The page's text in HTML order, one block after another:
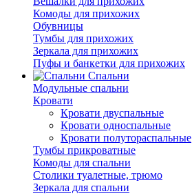
Комоды для прихожих
Обувницы
Тумбы для прихожих
Зеркала для прихожих
Пуфы и банкетки для прихожих
Спальни
Модульные спальни
Кровати
Кровати двуспальные
Кровати односпальные
Кровати полутораспальные
Тумбы прикроватные
Комоды для спальни
Столики туалетные, трюмо
Зеркала для спальни